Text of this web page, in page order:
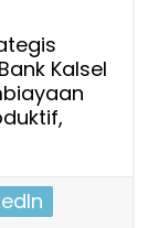
Kalsel